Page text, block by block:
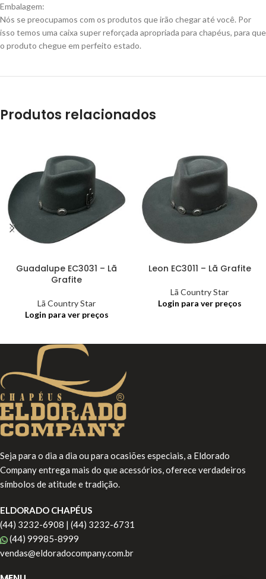
Embalagem:
Nós se preocupamos com os produtos que irão chegar até você. Por
isso temos uma caixa super reforçada apropriada para chapéus, para que
o produto chegue em perfeito estado.
Produtos relacionados
Guadalupe EC3031 – Lã
Grafite
Lã Country Star
Login para ver preços
Leon EC3011 – Lã Grafite
Lã Country Star
Login para ver preços
Seja para o dia a dia ou para ocasiões especiais, a Eldorado
Company entrega mais do que acessórios, oferece verdadeiros
símbolos de atitude e tradição.
ELDORADO CHAPÉUS
(44) 3232-6908 | (44) 3232-6731
(44) 99985-8999
vendas@eldoradocompany.com.br